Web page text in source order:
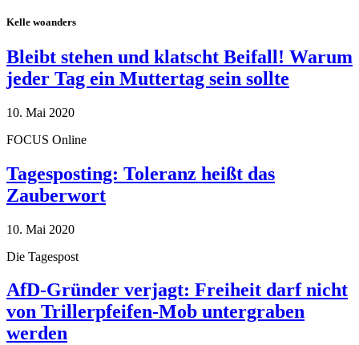
Kelle woanders
Bleibt stehen und klatscht Beifall! Warum
jeder Tag ein Muttertag sein sollte
10. Mai 2020
FOCUS Online
Tagesposting: Toleranz heißt das
Zauberwort
10. Mai 2020
Die Tagespost
AfD-Gründer verjagt: Freiheit darf nicht
von Trillerpfeifen-Mob untergraben
werden